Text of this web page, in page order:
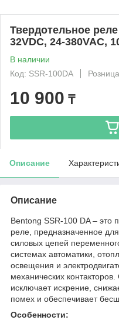
Твердотельное
32VDC, 24-380VAC,
В наличии
Код: SSR-100DA
Розница
10 900 ₸
Описание
Описание
Bentong SSR-100 DA – это
реле, предназначенное
силовых цепей
системах автоматики,
освещения и
механических
исключает искрение,
помех и обеспечивает
Особенности: